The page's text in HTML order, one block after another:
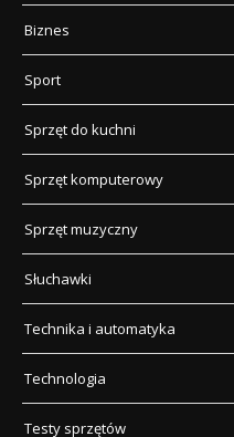
Biznes
Sport
Sprzęt do kuchni
Sprzęt komputerowy
Sprzęt muzyczny
Słuchawki
Technika i automatyka
Technologia
Testy sprzętów